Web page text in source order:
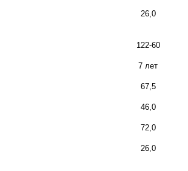
26,0
122-60
7 лет
67,5
46,0
72,0
26,0